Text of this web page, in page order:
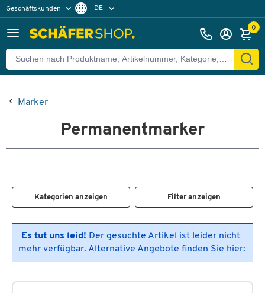
Geschäftskunden DE
0
Marker
Permanentmarker
Kategorien anzeigen Filter anzeigen
Es tut uns leid! Der gesuchte Artikel ist leider nicht
mehr verfügbar. Alternative Angebote finden Sie hier: